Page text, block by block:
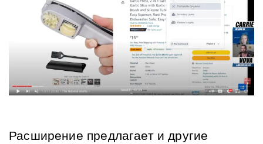
Расширение предлагает и другие